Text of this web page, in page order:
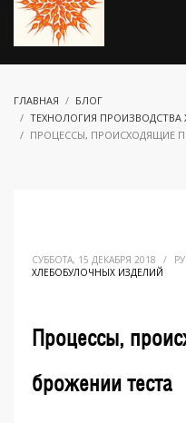
ГЛАВНАЯ
БЛОГ
ТЕХНОЛОГИЯ
ПРОЦЕССЫ, ПРОИСХОДЯЩИЕ
СУББОТА, 15 ДЕКАБРЯ 2018 /
ХЛЕБОБУЛОЧНЫХ ИЗДЕЛИЙ
Процессы,
брожении теста